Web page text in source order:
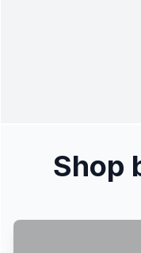
Shop